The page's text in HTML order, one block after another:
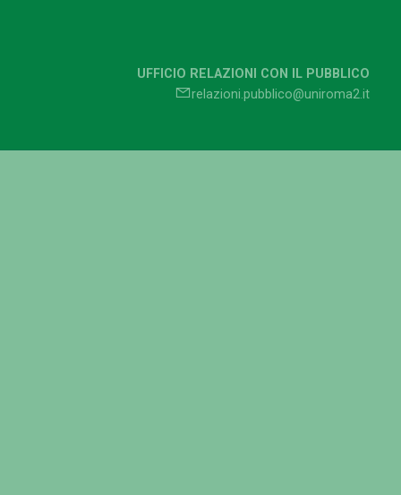
UFFICIO RELAZIONI CON IL PUBBLICO
relazioni.pubblico@uniroma2.it